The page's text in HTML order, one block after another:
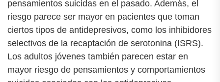
pensamientos suicidas en el pasado. Además, el
riesgo parece ser mayor en pacientes que toman
ciertos tipos de antidepresivos, como los inhibidores
selectivos de la recaptación de serotonina (ISRS).
Los adultos jóvenes también parecen estar en
mayor riesgo de pensamientos y comportamientos